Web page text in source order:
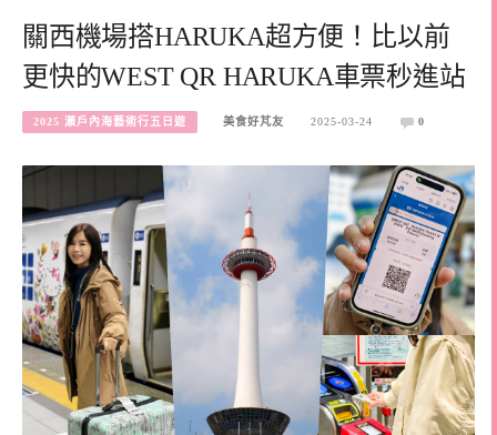
關西機場搭HARUKA超方便！比以前
更快的WEST QR HARUKA車票秒進站
2025 瀨戶內海藝術行五日遊 美食好芃友 2025-03-24 0